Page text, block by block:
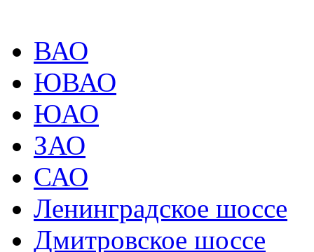
ВАО
ЮВАО
ЮАО
ЗАО
САО
Ленинградское шоссе
Дмитровское шоссе